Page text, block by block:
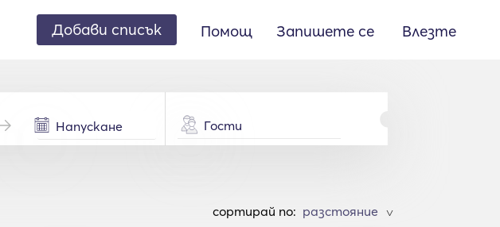
Добави списък Помощ Запишете се Влезте
Гости
cортирай по: >